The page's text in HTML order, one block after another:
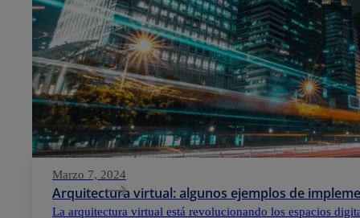
Marzo 7, 2024
Arquitectura virtual: algunos ejemplos de
La arquitectura virtual está revolucionando los espacios